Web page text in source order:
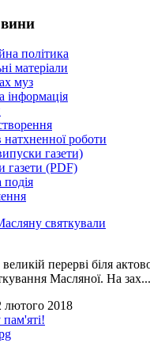
політика
матеріали
муз
інформація
натхненної роботи
газети)
газети (PDF)
подія
святкували
перерві біля
Масляної. На зах...
лютого 2018
пам'яті!